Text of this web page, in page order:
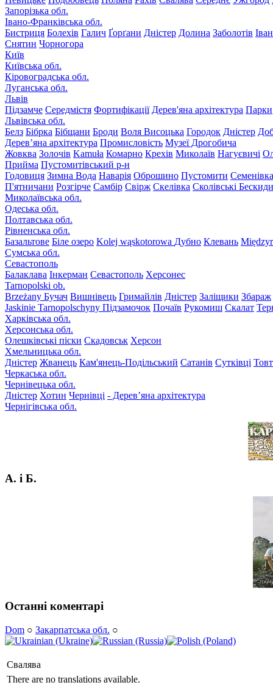
Запорізька обл.
Івано-Франківська обл.
Бистриця Болехів Галич Ґорґани Дністер Долина Заболотів
Снятин Чорногора
Київ
Київська обл.
Кіровоградська обл.
Луганська обл.
Львів
Підзамче Середмістя Фортифікації Дерев'яна архітектура Парки
Львівська обл.
Белз Бібрка Бібщани Броди Воля Висоцька Городок Дністер
Дерев’яна архітектура Промисловість Музеї Дрогобича
Жовква Золочів Kamuła Комарно Крехів Миколаїв Нагуєвичі
Прийма Пустомитівський р-н
Годовиця Зимна Вода Наварія Оброшино Пустомити Семенівка
П'ятничани Розгірче Самбір Свірж Скелівка Сколівські Бескиди
Миколаївська обл.
Одеська обл.
Полтавська обл.
Рівненська обл.
Базальтове Біле озеро Kolej wąskotorowa Дубно Клевань
Сумська обл.
Севастополь
Балаклава Інкерман Севастополь Херсонес
Tarnopolski ob.
Brzeżany Бучач Вишнівець Гримайлів Дністер Заліщики Збараж
Jaskinie Tarnopolschyny Підзамочок Почаїв Рукомиш Скалат
Харківська обл.
Херсонська обл.
Олешківські піски Скадовськ Херсон
Хмельницька обл.
Дністер Жванець Кам'янець-Подільський Сатанів Сутківці
Черкаська обл.
Чернівецька обл.
Дністер Хотин Чернівці - Дерев’яна архітектура
Чернігівська обл.
А. і Б.
Останні коментарі
Dom ○ Закарпатська обл. ○
Свалява
There are no translations available.